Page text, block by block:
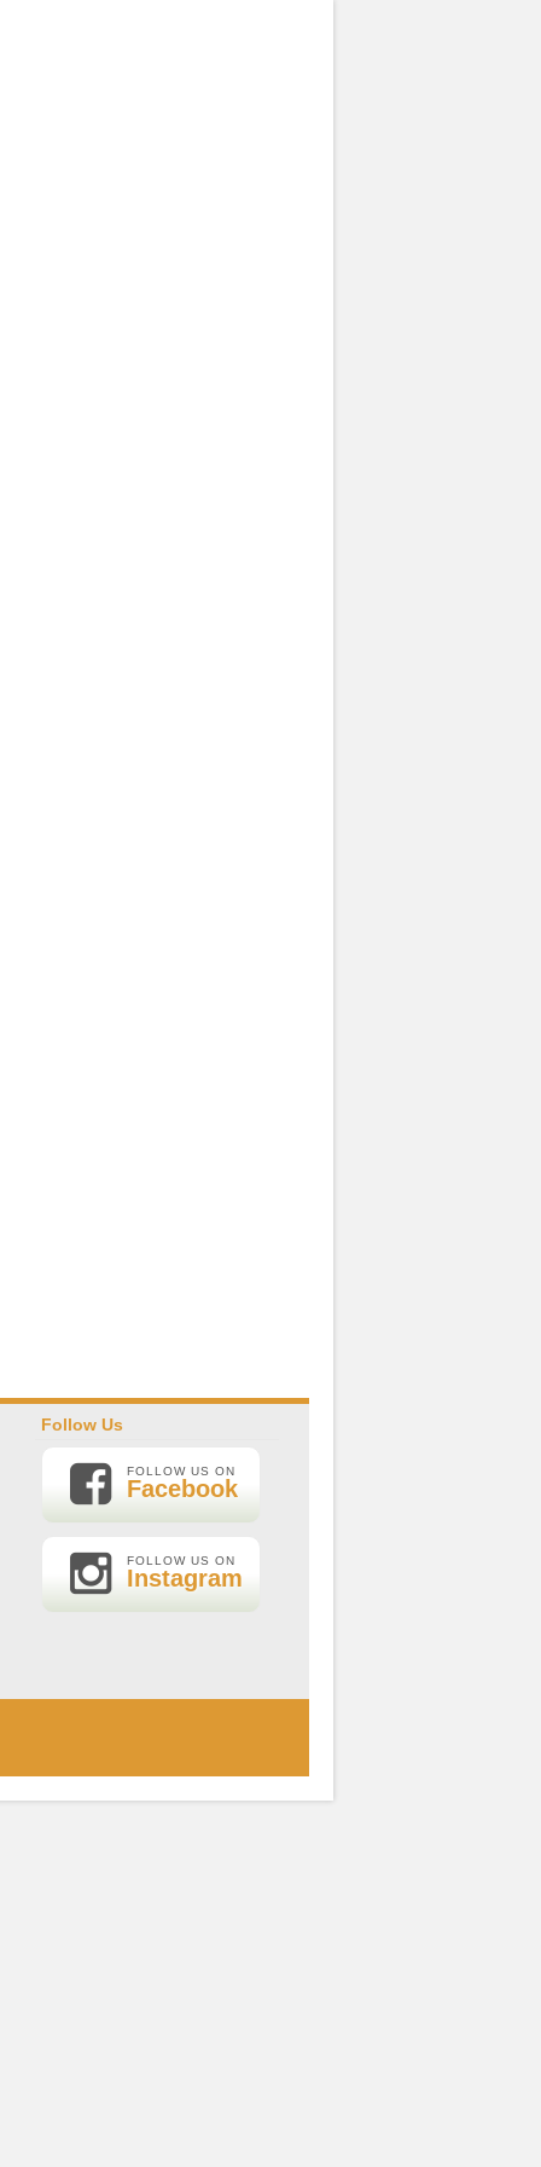
Follow Us
FOLLOW US ON
Facebook
FOLLOW US ON
Instagram